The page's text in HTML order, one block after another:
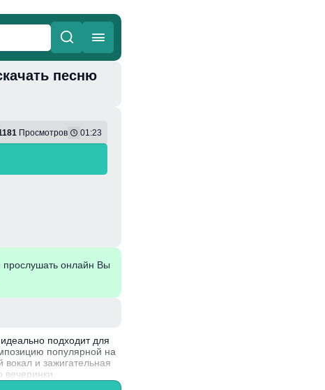
песню
Просмотров 01:23
прослушать онлайн Вы
подходит для
популярной на
вокал и зажигательная